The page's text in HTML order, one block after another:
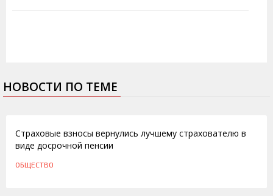
НОВОСТИ ПО ТЕМЕ
Страховые взносы вернулись лучшему страхователю в
виде досрочной пенсии
ОБЩЕСТВО